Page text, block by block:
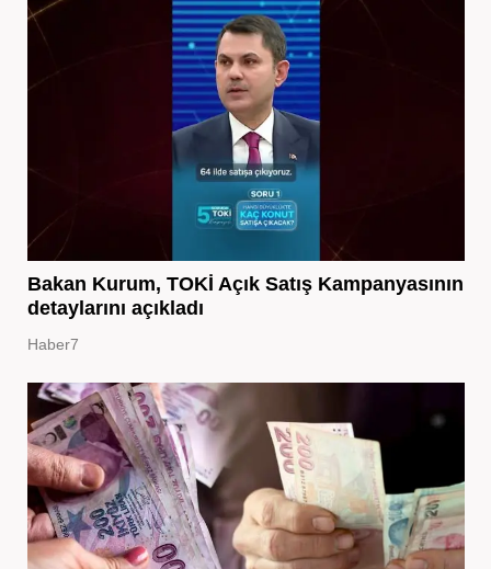
Bakan Kurum, TOKİ Açık Satış Kampanyasının
detaylarını açıkladı
Haber7